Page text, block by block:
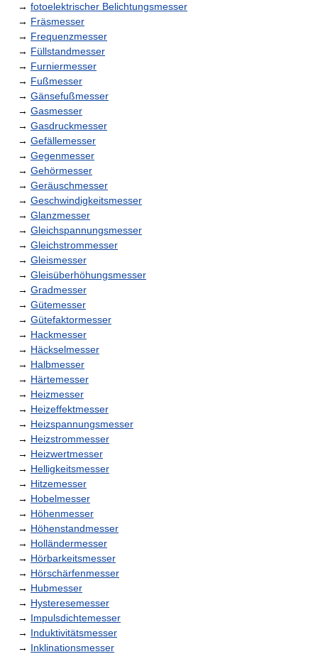
→ fotoelektrischer Belichtungsmesser
→ Fräsmesser
→ Frequenzmesser
→ Füllstandmesser
→ Furniermesser
→ Fußmesser
→ Gänsefußmesser
→ Gasmesser
→ Gasdruckmesser
→ Gefällemesser
→ Gegenmesser
→ Gehörmesser
→ Geräuschmesser
→ Geschwindigkeitsmesser
→ Glanzmesser
→ Gleichspannungsmesser
→ Gleichstrommesser
→ Gleismesser
→ Gleisüberhöhungsmesser
→ Gradmesser
→ Gütemesser
→ Gütefaktormesser
→ Hackmesser
→ Häckselmesser
→ Halbmesser
→ Härtemesser
→ Heizmesser
→ Heizeffektmesser
→ Heizspannungsmesser
→ Heizstrommesser
→ Heizwertmesser
→ Helligkeitsmesser
→ Hitzemesser
→ Hobelmesser
→ Höhenmesser
→ Höhenstandmesser
→ Holländermesser
→ Hörbarkeitsmesser
→ Hörschärfenmesser
→ Hubmesser
→ Hysteresemesser
→ Impulsdichtemesser
→ Induktivitätsmesser
→ Inklinationsmesser